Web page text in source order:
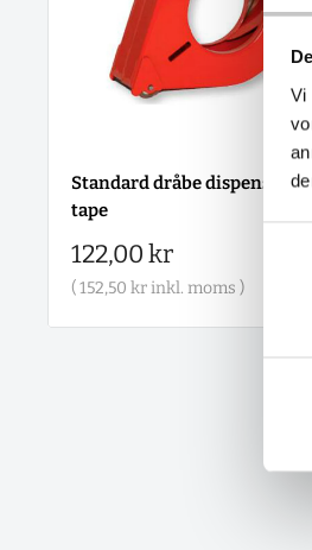
Vi
Standard dråbe dispenser til
tape
Salgspris
122,00 kr
(152,50 krinkl. moms )